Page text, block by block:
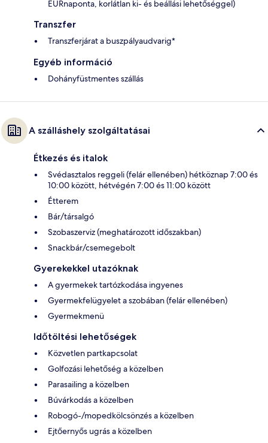
EURnaponta, korlátlan ki- és beállási lehetőséggel)
Transzfer
Transzferjárat a buszpályaudvarig*
Egyéb információ
Dohányfüstmentes szállás
A szálláshely szolgáltatásai
Étkezés és italok
Svédasztalos reggeli (felár ellenében) hétköznap 7:00 és
10:00 között, hétvégén 7:00 és 11:00 között
Étterem
Bár/társalgó
Szobaszerviz (meghatározott időszakban)
Snackbár/csemegebolt
Gyerekekkel utazóknak
A gyermekek tartózkodása ingyenes
Gyermekfelügyelet a szobában (felár ellenében)
Gyermekmenü
Időtöltési lehetőségek
Közvetlen partkapcsolat
Golfozási lehetőség a közelben
Parasailing a közelben
Búvárkodás a közelben
Robogó-/mopedkölcsönzés a közelben
Ejtőernyős ugrás a közelben